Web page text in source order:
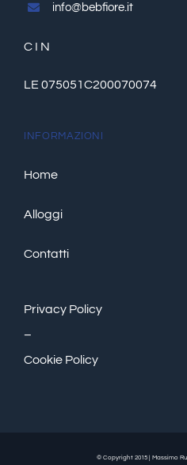
info@bebfiore.it
C I N
LE 075051C200070074
INFORMAZIONI
Home
Alloggi
Contatti
Privacy Policy
–
Cookie Policy
© Copyright 2015 | Massimo